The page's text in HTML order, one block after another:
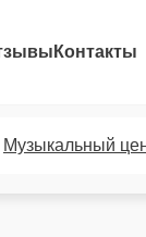
Контакты
Музыкальный